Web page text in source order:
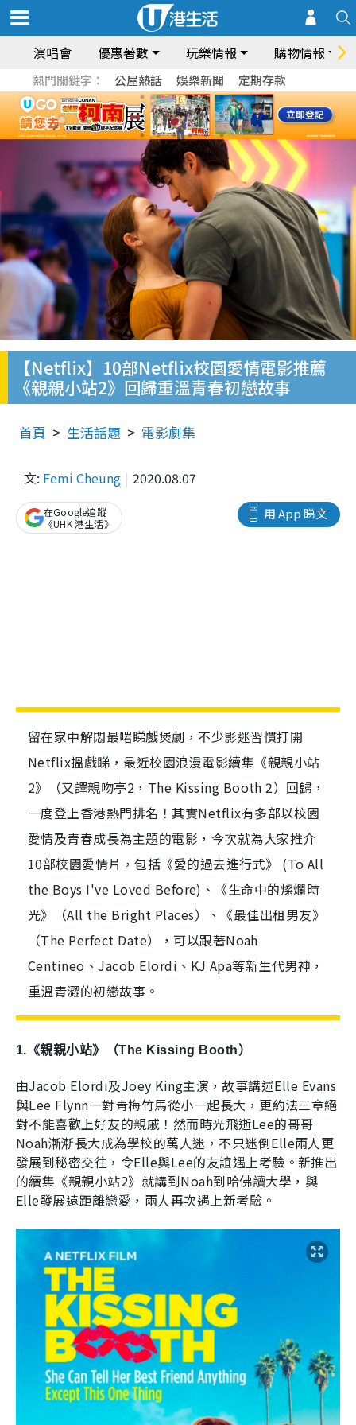
演唱會 優惠著數 玩樂情報 購物情報
熱門關鍵字： 公屋熱話 娛樂新聞 定期存款
【Netflix】10部Netflix校園愛情電影推薦
《親親小站2》回歸重溫青春初戀故事
首頁 生活話題 電影劇集
文: Femi Cheung 2020.08.07
用 App 睇文
在Google追蹤
《UHK 港生活》
留在家中解悶最啱睇戲煲劇，不少影迷習慣打開
Netflix搵戲睇，最近校園浪漫電影續集《親親小站
2》（又譯親吻亭2，The Kissing Booth 2）回歸，
一度登上香港熱門排名！其實Netflix有多部以校園
愛情及青春成長為主題的電影，今次就為大家推介
10部校園愛情片，包括《愛的過去進行式》 (To All
the Boys I've Loved Before)、《生命中的燦爛時
光》（All the Bright Places）、《最佳出租男友》
（The Perfect Date），可以跟著Noah
Centineo、Jacob Elordi、KJ Apa等新生代男神，
重溫青澀的初戀故事。
1. 《親親小站》（The Kissing Booth）
由Jacob Elordi及Joey King主演，故事講述Elle Evans
與Lee Flynn一對青梅竹馬從小一起長大，更約法三章絕
對不能喜歡上好友的親戚！然而時光飛逝Lee的哥哥
Noah漸漸長大成為學校的萬人迷，不只迷倒Elle兩人更
發展到秘密交往，令Elle與Lee的友誼遇上考驗。新推出
的續集《親親小站2》就講到Noah到哈佛讀大學，與
Elle發展遠距離戀愛，兩人再次遇上新考驗。